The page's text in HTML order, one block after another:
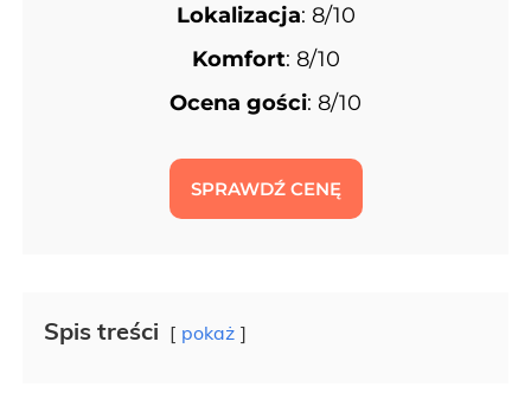
Lokalizacja: 8/10
Komfort: 8/10
Ocena gości: 8/10
SPRAWDŹ CENĘ
Spis treści pokaż